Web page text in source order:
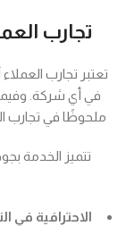
تجارب
تعتبر تجارب
في أي شركة. وفيما
ملحوظًا في تجارب
تتميز الخدمة
الاحترافية في